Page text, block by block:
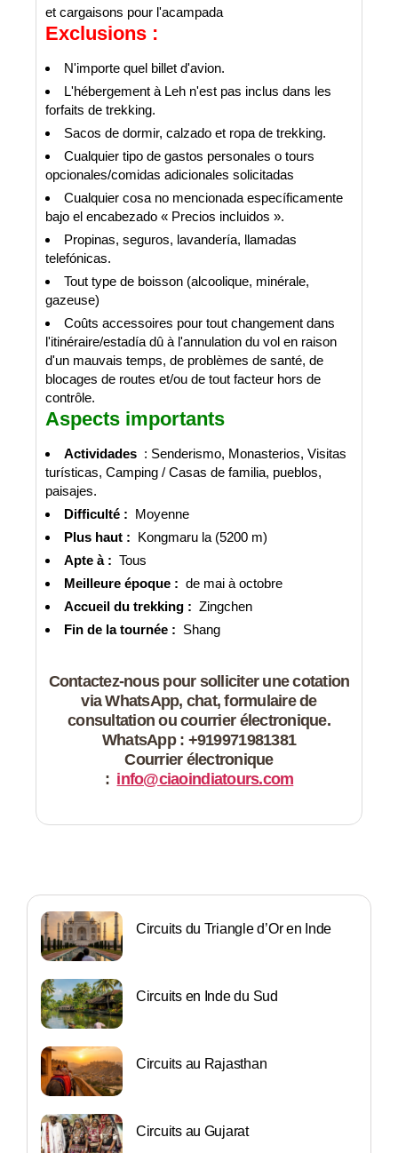
et cargaisons pour l'acampada
Exclusions :
N'importe quel billet d'avion.
L'hébergement à Leh n'est pas inclus dans les
forfaits de trekking.
Sacos de dormir, calzado et ropa de trekking.
Cualquier tipo de gastos personales o tours
opcionales/comidas adicionales solicitadas
Cualquier cosa no mencionada específicamente
bajo el encabezado « Precios incluidos ».
Propinas, seguros, lavandería, llamadas
telefónicas.
Tout type de boisson (alcoolique, minérale,
gazeuse)
Coûts accessoires pour tout changement dans
l'itinéraire/estadía dû à l'annulation du vol en raison
d'un mauvais temps, de problèmes de santé, de
blocages de routes et/ou de tout facteur hors de
contrôle.
Aspects importants
Actividades : Senderismo, Monasterios, Visitas
turísticas, Camping / Casas de familia, pueblos,
paisajes.
Difficulté : Moyenne
Plus haut : Kongmaru la (5200 m)
Apte à : Tous
Meilleure époque : de mai à octobre
Accueil du trekking : Zingchen
Fin de la tournée : Shang
Contactez-nous pour solliciter une cotation
via WhatsApp, chat, formulaire de
consultation ou courrier électronique.
WhatsApp : +919971981381
Courrier électronique
: info@ciaoindiatours.com
Circuits du Triangle d’Or en Inde
Circuits en Inde du Sud
Circuits au Rajasthan
Circuits au Gujarat